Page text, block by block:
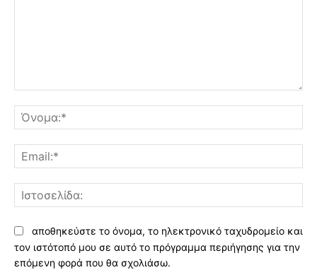
αποθηκεύστε το όνομα, το ηλεκτρονικό ταχυδρομείο και
τον ιστότοπό μου σε αυτό το πρόγραμμα περιήγησης για την
επόμενη φορά που θα σχολιάσω.